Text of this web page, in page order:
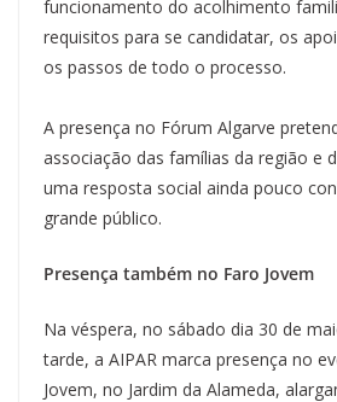
funcionamento do acolhimento
requisitos para se candidatar, os
os passos de todo o processo.
A presença no Fórum Algarve
associação das famílias da região e
uma resposta social ainda pouco
grande público.
Presença também no Faro Jovem
Na véspera, no sábado dia 30 de
tarde, a AIPAR marca presença no
Jovem, no Jardim da Alameda,